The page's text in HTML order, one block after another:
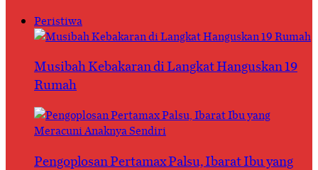
Peristiwa
Musibah Kebakaran di Langkat Hanguskan 19
Rumah
Pengoplosan Pertamax Palsu, Ibarat Ibu yang